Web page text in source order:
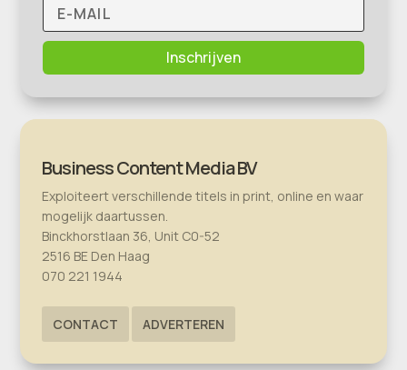
Inschrijven
Business Content Media BV
Exploiteert verschillende titels in print, online en waar
mogelijk daartussen.
Binckhorstlaan 36, Unit C0-52
2516 BE Den Haag
070 221 1944
CONTACT ADVERTEREN